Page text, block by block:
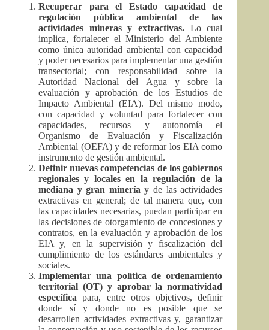
Recuperar para el Estado capacidad de
regulación pública ambiental de las
actividades mineras y extractivas. Lo cual
implica, fortalecer el Ministerio del Ambiente
como única autoridad ambiental con capacidad
y poder necesarios para implementar una gestión
transectorial; con responsabilidad sobre la
Autoridad Nacional del Agua y sobre la
evaluación y aprobación de los Estudios de
Impacto Ambiental (EIA). Del mismo modo,
con capacidad y voluntad para fortalecer con
capacidades, recursos y autonomía el
Organismo de Evaluación y Fiscalización
Ambiental (OEFA) y de reformar los EIA como
instrumento de gestión ambiental.
Definir nuevas competencias de los gobiernos
regionales y locales en la regulación de la
mediana y gran mineríay de las actividades
extractivas en general; de tal manera que, con
las capacidades necesarias, puedan participar en
las decisiones de otorgamiento de concesiones y
contratos, en la evaluación y aprobación de los
EIA y, en la supervisión y fiscalización del
cumplimiento de los estándares ambientales y
sociales.
Implementar una política de ordenamiento
territorial (OT) y aprobar la normatividad
específicapara, entre otros objetivos, definir
donde sí y donde no es posible que se
desarrollen actividades extractivas y, garantizar